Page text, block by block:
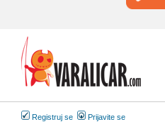
Registruj se Prijavite se